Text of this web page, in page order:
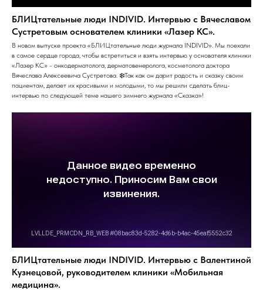
БЛИЦтательные люди INDIVID. Интервью с Вячеславом
Сустретовым основателем клиники «Лазер КС».
В новом выпуске проекта «БЛИЦтательные люди журнала INDIVID». Мы поехали
в самое сердце города, чтобы встретиться и взять интервью у основателя клиники
«Лазер КС» - онкодерматолога, дерматовенеролога, косметолога доктора
Вячеслава Алексеевича Сустретова. ❄️Так как он дарит радость и сказку своим
пациентам, делает их красивыми и молодыми, то мы решили сделать блиц-
интервью по следующей теме нашего зимнего журнала «Сказка»!
БЛИЦтательные люди INDIVID. Интервью с Валентиной
Кузнецовой, руководителем клиники «Мобильная
медицина».